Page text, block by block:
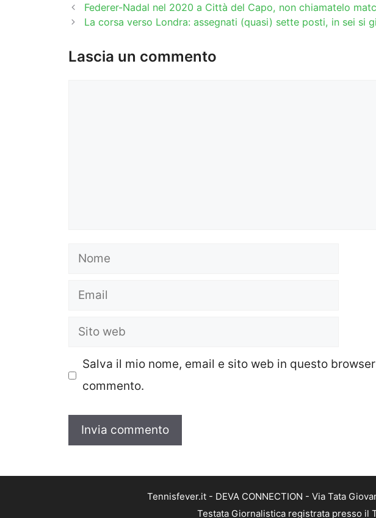
Federer-Nadal nel 2020 a Città del Capo, non chiamatelo
La corsa verso Londra: assegnati (quasi) sette posti, in sei si
Lascia un commento
Nome
Email
Sito
Salva il mio nome, email e sito web in questo
commento.
Tennisfever.it - DEVA CONNECTION - Via Tata
Testata Giornalistica registrata presso il